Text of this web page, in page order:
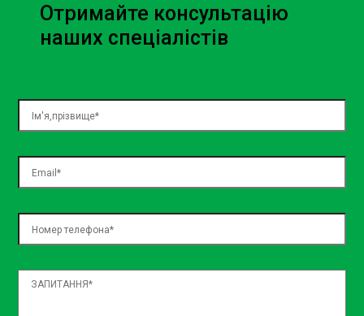
Отримайте консультацію
наших спеціалістів